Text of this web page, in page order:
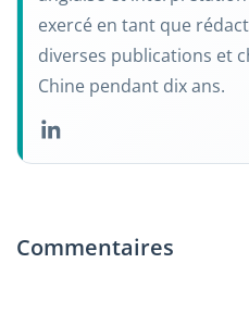
exercé en tant que
diverses publications et
Chine pendant dix ans.
Commentaires